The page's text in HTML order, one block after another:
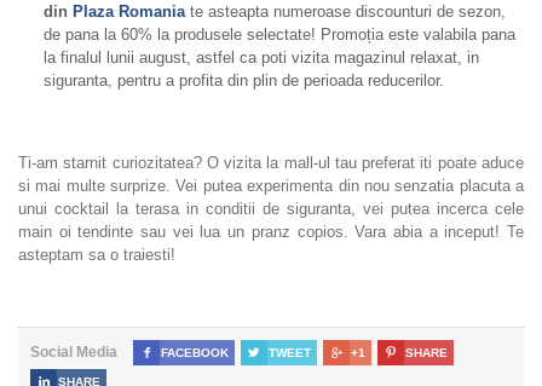
din Plaza Romaniate asteapta numeroase discounturi de sezon,
de pana la 60% la produsele selectate! Promoția este valabila pana
la finalul lunii august, astfel ca poti vizita magazinul relaxat, in
siguranta, pentru a profita din plin de perioada reducerilor.
Ti-am starnit curiozitatea? O vizita la mall-ul tau preferat iti poate aduce
si mai multe surprize. Vei putea experimenta din nou senzatia placuta a
unui cocktail la terasa in conditii de siguranta, vei putea incerca cele
main oi tendinte sau vei lua un pranz copios. Vara abia a inceput! Te
asteptam sa o traiesti!
Social Media  FACEBOOK  TWEET  +1  SHARE
 SHARE